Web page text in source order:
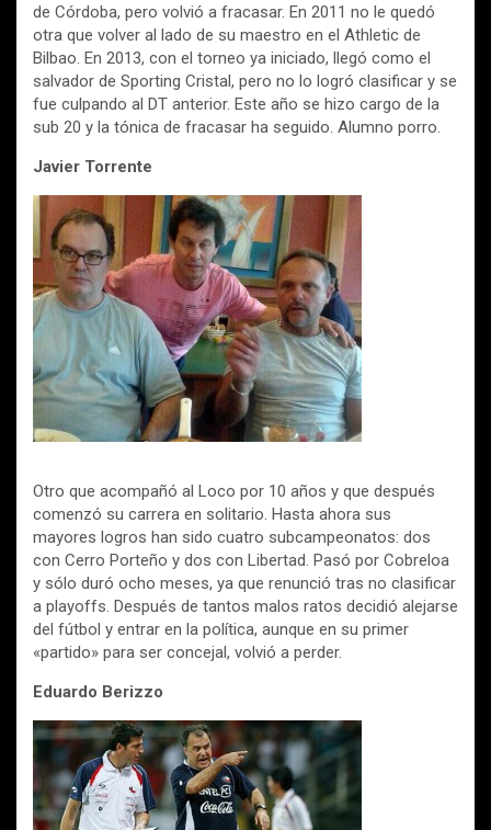
de Córdoba, pero volvió a fracasar. En 2011 no le quedó
otra que volver al lado de su maestro en el Athletic de
Bilbao. En 2013, con el torneo ya iniciado, llegó como el
salvador de Sporting Cristal, pero no lo logró clasificar y se
fue culpando al DT anterior. Este año se hizo cargo de la
sub 20 y la tónica de fracasar ha seguido. Alumno porro.
Javier Torrente
Otro que acompañó al Loco por 10 años y que después
comenzó su carrera en solitario. Hasta ahora sus
mayores logros han sido cuatro subcampeonatos: dos
con Cerro Porteño y dos con Libertad. Pasó por Cobreloa
y sólo duró ocho meses, ya que renunció tras no clasificar
a playoffs. Después de tantos malos ratos decidió alejarse
del fútbol y entrar en la política, aunque en su primer
«partido» para ser concejal, volvió a perder.
Eduardo Berizzo